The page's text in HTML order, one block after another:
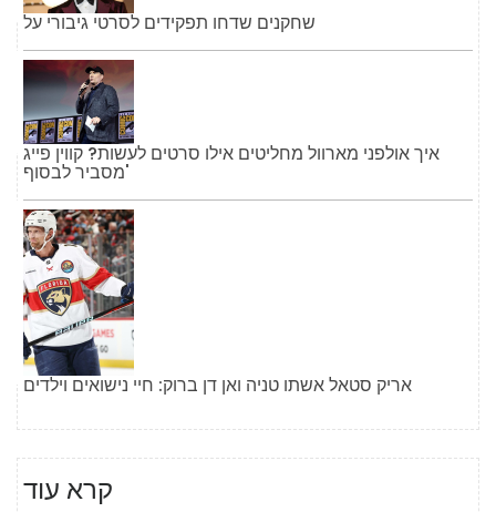
שחקנים שדחו תפקידים לסרטי גיבורי על
איך אולפני מארוול מחליטים אילו סרטים לעשות? קווין פייג
'מסביר לבסוף
אריק סטאל אשתו טניה ואן דן ברוק: חיי נישואים וילדים
קרא עוד